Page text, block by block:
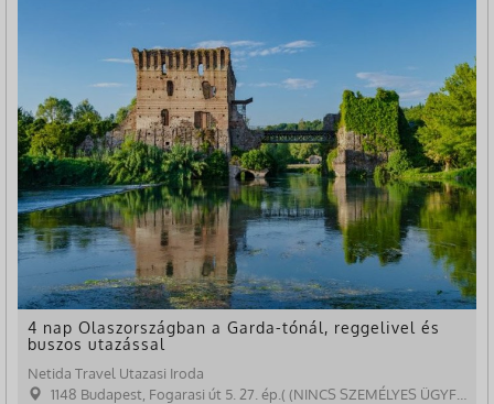
4 nap Olaszországban a Garda-tónál, reggelivel és
buszos utazással
Netida Travel Utazasi Iroda
1148 Budapest, Fogarasi út 5. 27. ép.( (NINCS SZEMÉLYES ÜGYFÉLFOGADÁS)